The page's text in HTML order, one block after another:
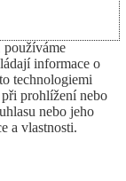
informace o
technologiemi
prohlížení nebo
nebo jeho
a vlastnosti.